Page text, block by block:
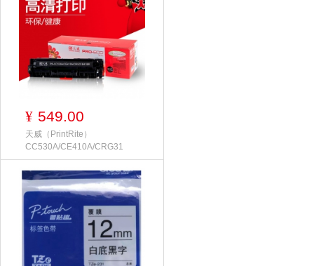
¥ 549.00
天威（PrintRite）
CC530A/CE410A/CRG31